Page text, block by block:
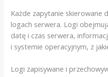
Każde zapytanie skierowane
logach serwera. Logi
datę i czas serwera,
i systemie operacyjnym, z
Logi zapisywane i